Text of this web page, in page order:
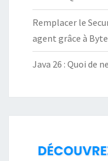
Remplacer le
agent grâce à
Java 26 : Quoi de